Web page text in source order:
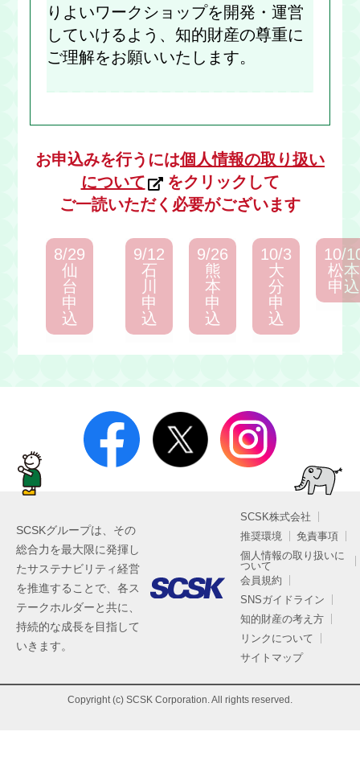
りよいワークショップを開発・運営
していけるよう、知的財産の尊重に
ご理解をお願いいたします。
お申込みを行うには個人情報の取り扱い
について
をクリックして
ご一読いただく必要がございます
8/29
仙
台
申
込
9/12
石
川
申
込
9/26
熊
本
申
込
10/3
大
分
申
込
10/
松本
申込
SCSKグループは、その
総合力を最大限に発揮し
たサステナビリティ経営
を推進することで、各ス
テークホルダーと共に、
持続的な成長を目指して
いきます。
SCSK株式会社
推奨環境
免責事項
個人情報の取り扱いに
ついて
会員規約
SNSガイドライン
知的財産の考え方
リンクについて
サイトマップ
Copyright (c) SCSK Corporation. All rights reserved.